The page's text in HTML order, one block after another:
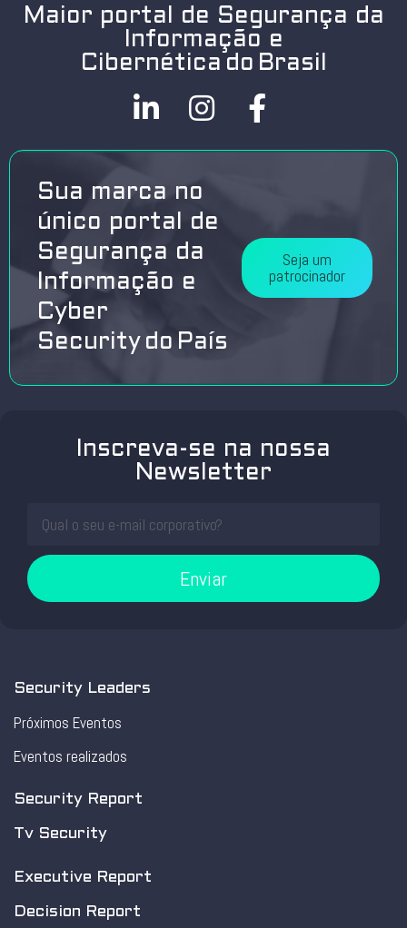
Maior portal de Segurança da
Informação e
Cibernética do Brasil
Sua marca no
único portal de
Segurança da
Informação e
Cyber
Security do País
Seja um
patrocinador
Inscreva-se na nossa
Newsletter
Enviar
Security Leaders
Próximos Eventos
Eventos realizados
Security Report
Tv Security
Executive Report
Decision Report